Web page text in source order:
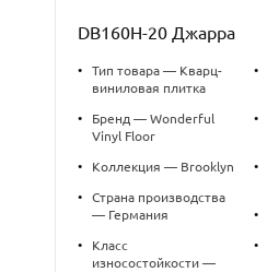
DB160Н-20 Джарра
•
Тип товара — Кварц-
виниловая плитка
•
Бренд — Wonderful
Vinyl Floor
• Коллекция — Brooklyn
•
Страна производства
— Германия
•
Класс
износостойкости —
•
•
•
•
•